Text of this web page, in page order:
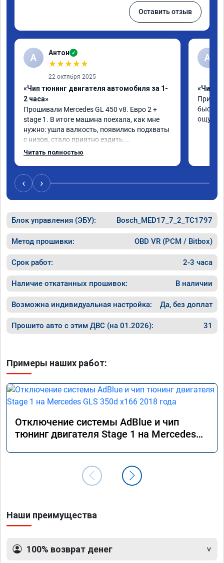
Оставить отзыв
А Антон ✓
★★★★★
22 октября 2025
«Чип тюнинг двигателя автомобиля за 1-
2 часа»
Прошивали Mercedes GL 450 v8. Евро 2 +
stage 1. В итоге машина поехала, как мне
нужно: ушла валкость, появились подхваты
с низов, стало приятно ездить.
Одни из лучших трат, в авто! 🔥
Читать полностью
A
«Чип
‹ ›
Блок управления (ЭБУ): Bosch_MED17_7_2_TC1797
Метод прошивки: OBD VR (PCM / Bitbox)
Срок работ: 2-3 часа
Наличие откатанных прошивок: В наличии
Возможна индивидуальная настройка: Да, без доплат
Прошито авто с этим ДВС (на 01.2026): 31
Примеры наших работ:
Отключение системы AdBlue и чип
тюнинг двигателя Stage 1 на Mercedes
Наши преимущества
100% возврат денег